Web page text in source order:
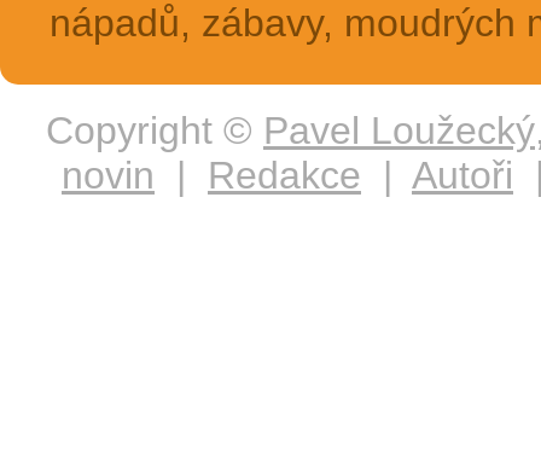
nápadů, zábavy, moudrých
Copyright © Pavel Loužecký
novin | Redakce | Autoři